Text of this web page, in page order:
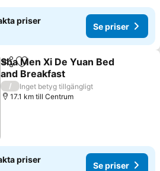
priser
Se priser
Dela Lägg till i Mina Favoriter
Sha Men Xi De Yuan Bed
and Breakfast
Se priser
/
Inget betyg tillgängligt
17.1 km till Centrum
priser
Se priser